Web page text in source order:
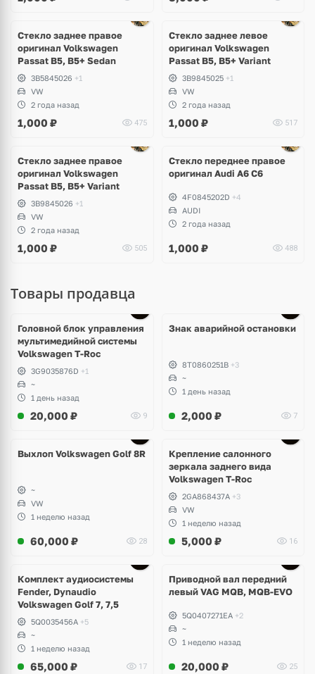
Стекло заднее правое
оригинал Volkswagen
Passat B5, B5+ Sedan
3B5845026 +1
VW
2 года назад
1,000 ₽ 475
Стекло заднее левое
оригинал Volkswagen
Passat B5, B5+ Variant
3B9845025 +1
VW
2 года назад
1,000 ₽ 517
Стекло заднее правое
оригинал Volkswagen
Passat B5, B5+ Variant
3B9845026 +1
VW
2 года назад
1,000 ₽ 505
Стекло переднее правое
оригинал Audi A6 C6
4F0845202D +4
AUDI
2 года назад
1,000 ₽ 488
Товары продавца
Головной блок управления
мультимедийной системы
Volkswagen T-Roc
3G9035876D +1
~
1 день назад
20,000 ₽ 9
Знак аварийной остановки
8T0860251B +3
~
1 день назад
2,000 ₽ 7
Выхлоп Volkswagen Golf 8R
~
VW
1 неделю назад
60,000 ₽ 28
Крепление салонного
зеркала заднего вида
Volkswagen T-Roc
2GA868437A +3
VW
1 неделю назад
5,000 ₽ 16
Комплект аудиосистемы
Fender, Dynaudio
Volkswagen Golf 7, 7,5
5Q0035456A +5
~
1 неделю назад
65,000 ₽ 17
Приводной вал передний
левый VAG MQB, MQB-EVO
5Q0407271EA +2
~
1 неделю назад
20,000 ₽ 25